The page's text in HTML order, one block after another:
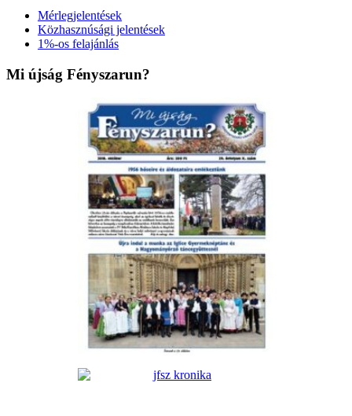
Mérlegjelentések
Közhasznúsági jelentések
1%-os felajánlás
Mi újság Fényszarun?